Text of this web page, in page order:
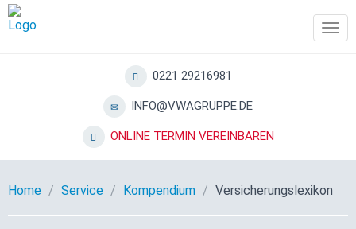
0221 29216981
INFO@VWAGRUPPE.DE
ONLINE TERMIN VEREINBAREN
Home Service Kompendium Versicherungslexikon